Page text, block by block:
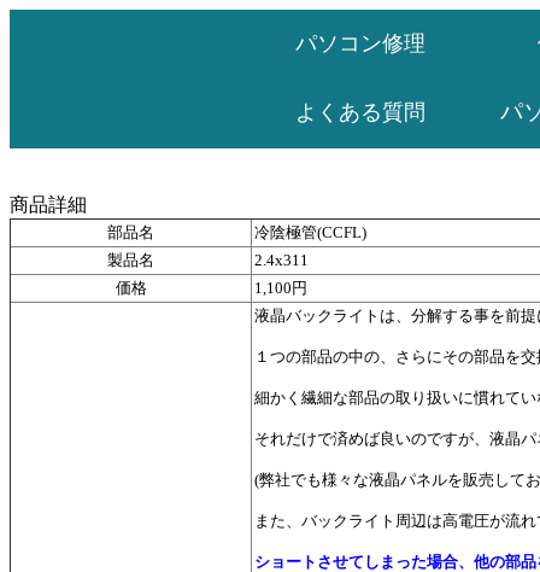
パソコン修理
よくある質問 パ
商品詳細
部品名
冷陰極管(CCFL)
製品名
2.4x311
価格
1,100円
液晶バックライトは、分解する事を前
１つの部品の中の、さらにその部品を
細かく繊細な部品の取り扱いに慣れて
それだけで済めば良いのですが、液晶
(弊社でも様々な液晶パネルを販売して
また、バックライト周辺は高電圧が流
ショートさせてしまった場合、他の部